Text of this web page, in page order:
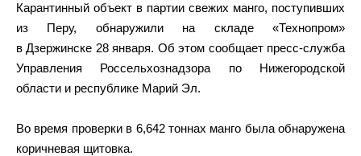
Карантинный объект в партии свежих манго, поступивших
из Перу, обнаружили на складе «Технопром»
в Дзержинске 28 января. Об этом сообщает пресс-служба
Управления Россельхознадзора по Нижегородской
области и республике Марий Эл.
Во время проверки в 6,642 тоннах манго была обнаружена
коричневая щитовка.